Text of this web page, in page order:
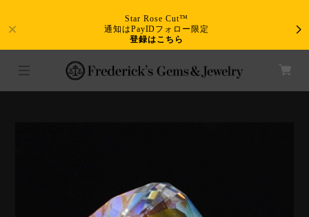
Star Rose Cut™
通知はPayIDフォロー限定
登録はこちら